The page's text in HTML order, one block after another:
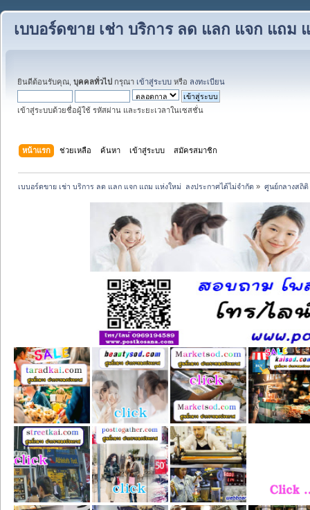
เบบอร์ดขาย เช่า บริการ ลด แลก แจก แถม
ยินดีต้อนรับคุณ, บุคคลทั่วไป กรุณา เข้าสู่ระบบ หรือ ลงทะเบียน
เข้าสู่ระบบด้วยชื่อผู้ใช้ รหัสผ่าน และระยะเวลาในเซสชั่น
หน้าแรก ช่วยเหลือ ค้นหา เข้าสู่ระบบ สมัครสมาชิก
เบบอร์ดขาย เช่า บริการ ลด แลก แจก แถม แห่งใหม่  ลงประกาศได้ไม่จำกัด » ศูนย์กลางสถิติ